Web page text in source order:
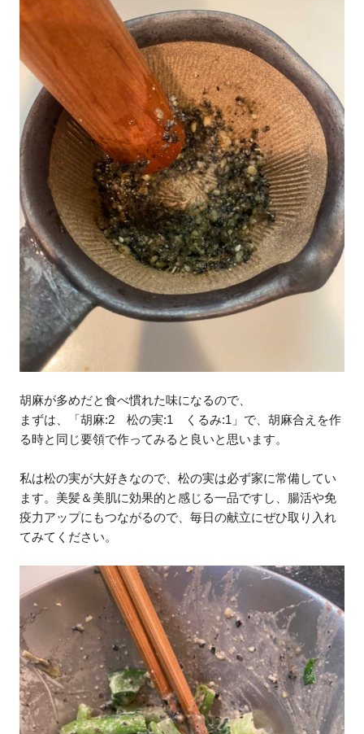
胡麻が多めだと食べ慣れた味になるので、
まずは、「胡麻:2 松の実:1 くるみ:1」で、胡麻合えを作
る時と同じ要領で作ってみると良いと思います。
私は松の実が大好きなので、松の実は必ず家に常備してい
ます。美髪＆美肌に効果的と感じる一品ですし、腸活や免
疫力アップにもつながるので、毎日の献立にぜひ取り入れ
てみてください。